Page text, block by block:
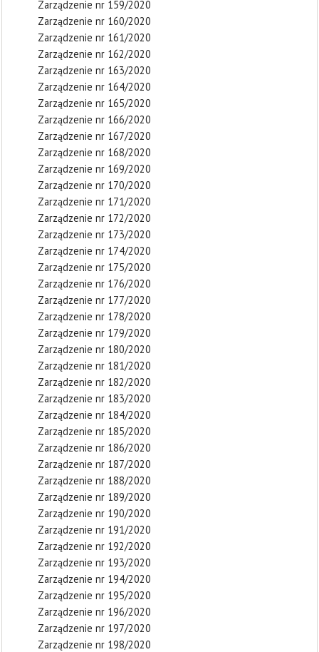
Zarządzenie nr 159/2020
Zarządzenie nr 160/2020
Zarządzenie nr 161/2020
Zarządzenie nr 162/2020
Zarządzenie nr 163/2020
Zarządzenie nr 164/2020
Zarządzenie nr 165/2020
Zarządzenie nr 166/2020
Zarządzenie nr 167/2020
Zarządzenie nr 168/2020
Zarządzenie nr 169/2020
Zarządzenie nr 170/2020
Zarządzenie nr 171/2020
Zarządzenie nr 172/2020
Zarządzenie nr 173/2020
Zarządzenie nr 174/2020
Zarządzenie nr 175/2020
Zarządzenie nr 176/2020
Zarządzenie nr 177/2020
Zarządzenie nr 178/2020
Zarządzenie nr 179/2020
Zarządzenie nr 180/2020
Zarządzenie nr 181/2020
Zarządzenie nr 182/2020
Zarządzenie nr 183/2020
Zarządzenie nr 184/2020
Zarządzenie nr 185/2020
Zarządzenie nr 186/2020
Zarządzenie nr 187/2020
Zarządzenie nr 188/2020
Zarządzenie nr 189/2020
Zarządzenie nr 190/2020
Zarządzenie nr 191/2020
Zarządzenie nr 192/2020
Zarządzenie nr 193/2020
Zarządzenie nr 194/2020
Zarządzenie nr 195/2020
Zarządzenie nr 196/2020
Zarządzenie nr 197/2020
Zarządzenie nr 198/2020